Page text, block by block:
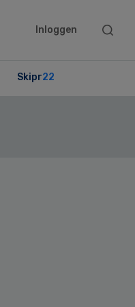
Inloggen
Search
Skipr22